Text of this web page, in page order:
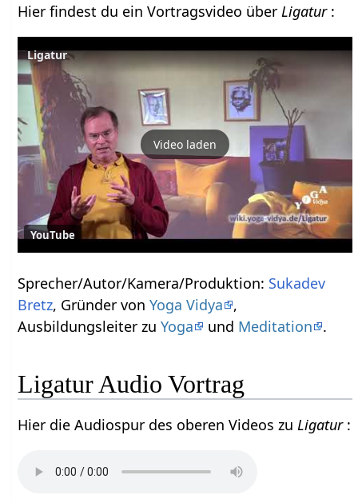
Hier findest du ein Vortragsvideo überLigatur :
Ligatur
Video laden
YouTube
Sprecher/Autor/Kamera/Produktion: Sukadev
Bretz, Gründer vonYoga Vidya
,
Ausbildungsleiter zuYoga und Meditation .
Ligatur Audio Vortrag
Hier die Audiospur des oberen Videos zuLigatur :